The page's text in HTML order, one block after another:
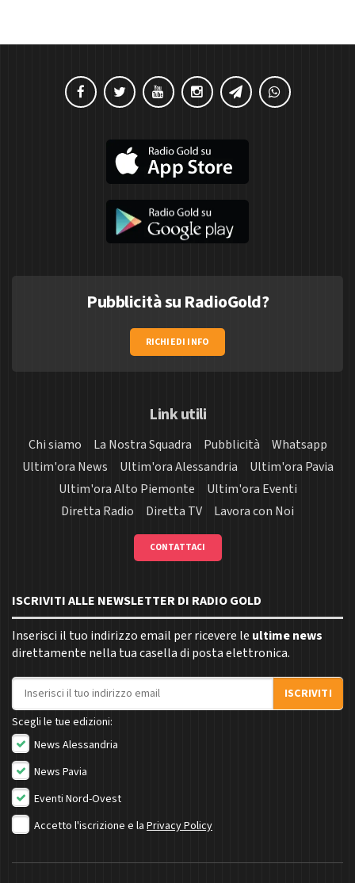
Pubblicità su RadioGold?
RICHIEDI INFO
Link utili
Chi siamo La Nostra Squadra Pubblicità
Whatsapp
Ultim'ora News
Ultim'ora Alessandria
Ultim'ora Pavia
Ultim'ora Alto Piemonte
Ultim'ora Eventi
Diretta Radio
Diretta TV Lavora con Noi
CONTATTACI
ISCRIVITI ALLE NEWSLETTER DI RADIO GOLD
Inserisci il tuo indirizzo email per ricevere le ultime news
direttamente nella tua casella di posta elettronica.
Indirizzo email
ISCRIVITI
Scegli le tue edizioni:
News Alessandria
News Pavia
Eventi Nord-Ovest
Accetto l'iscrizione e la Privacy Policy